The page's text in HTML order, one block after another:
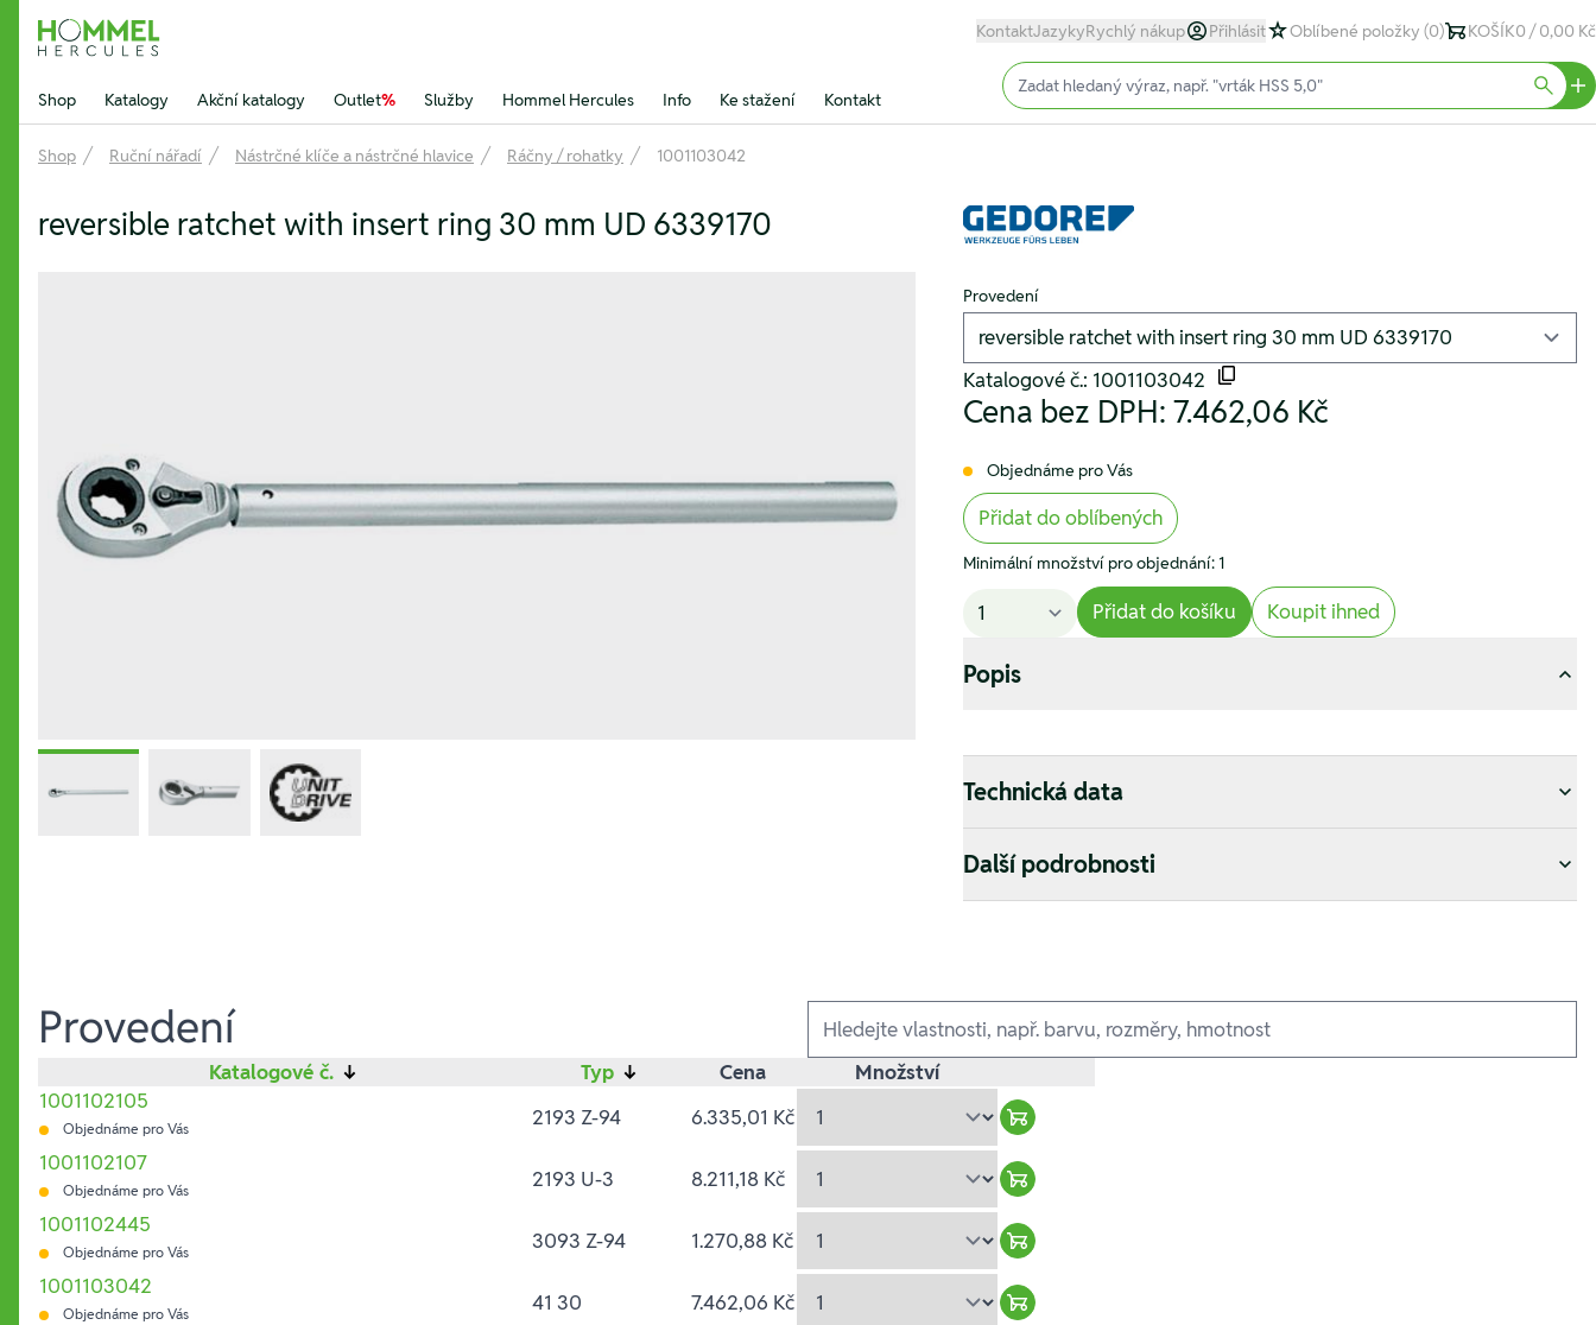
Hommel Hercules
KontaktJazykyRychlý nákup Přihlásit Oblíbené položky (0) KOŠÍK0 / 0,00 Kč
Shop Katalogy Akční katalogy Outlet% Služby Hommel Hercules Info Ke stažení Kontakt
Input (text)
Shop Ruční nářadí Nástrčné klíče a nástrčné hlavice Ráčny / rohatky 1001103042
reversible ratchet with insert ring 30 mm UD 6339170
Provedení
Katalogové č.: 1001103042
Cena bez DPH:7.462,06 Kč
Objednáme pro Vás
Přidat do oblíbených
Minimální množství pro objednání: 1
Přidat do košíku Koupit ihned
Popis
Technická data
Další podrobnosti
Provedení Ausführungen
Katalogové č. ↓ Typ ↓ Cena
Množství
1001102105
Objednáme pro Vás 2193 Z-94 6.335,01 Kč
Warenkorb hinzufügen
1001102107
Objednáme pro Vás 2193 U-3 8.211,18 Kč
Warenkorb hinzufügen
1001102445
Objednáme pro Vás 3093 Z-94 1.270,88 Kč
Warenkorb hinzufügen
1001103042
Objednáme pro Vás 41 30 7.462,06 Kč
Warenkorb hinzufügen